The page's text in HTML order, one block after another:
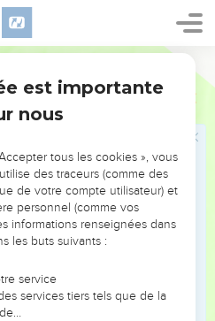
sur leur tête.
qui s’est usée dans l'adultère
ses prostitutions ? Viendra-t-
elle comme on va chez une
allé vers Ohola et Oholiba,
justes qui les jugeront,
comme on juge celles
elles sont adultères et elles ont
contre elles et je les livrerai à
est importante
nous
tous les cookies », vous
des traceurs (comme des
de votre compte utilisateur) et
personnel (comme vos
informations renseignées dans
les buts suivants :
service
services tiers tels que de la